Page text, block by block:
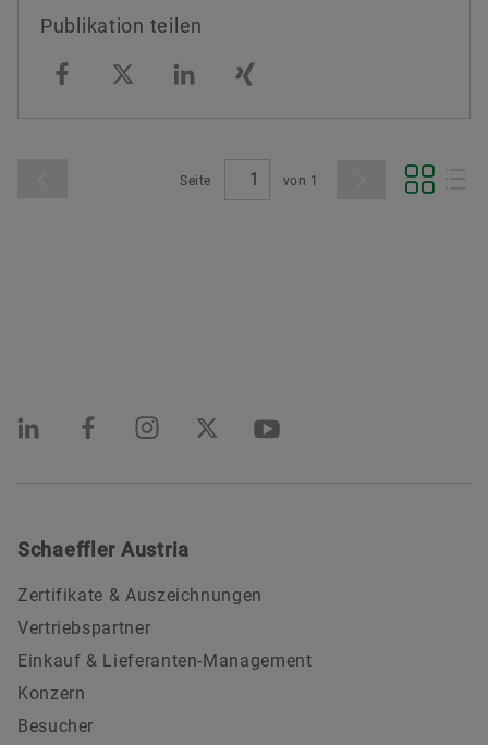
Publikation teilen
Seite von 1
Schaeffler Austria
Zertifikate & Auszeichnungen
Vertriebspartner
Einkauf & Lieferanten-Management
Konzern
Besucher